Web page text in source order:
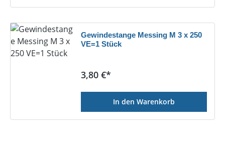
Gewindestange Messing M 3 x 250
VE=1 Stück
Regulärer Preis:
3,80 €*
In den Warenkorb